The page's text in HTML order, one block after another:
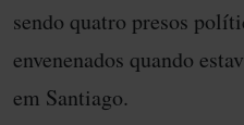
sendo quatro presos
envenenados quando
em Santiago.